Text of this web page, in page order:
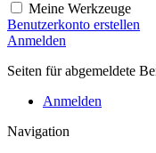
Meine Werkzeuge
Benutzerkonto erstellen
Anmelden
Seiten für abgemeldete
Anmelden
Navigation